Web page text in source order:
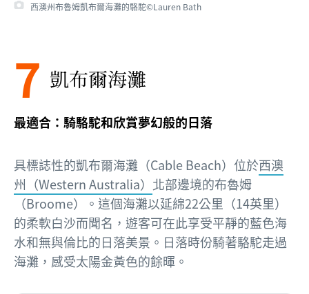
西澳州布魯姆凱布爾海灘的駱駝©Lauren Bath
7 凱布爾海灘
最適合：騎駱駝和欣賞夢幻般的日落
具標誌性的凱布爾海灘（Cable Beach）位於西澳
州（Western Australia） 北部邊境的布魯姆
（Broome）。這個海灘以延綿22公里（14英里）
的柔軟白沙而聞名，遊客可在此享受平靜的藍色海
水和無與倫比的日落美景。日落時份騎著駱駝走過
海灘，感受太陽金黃色的餘暉。